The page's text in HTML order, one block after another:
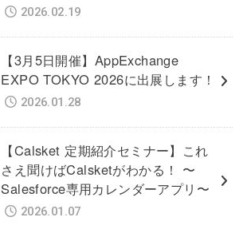
2026.02.19
【3月5日開催】AppExchange
EXPO TOKYO 2026に出展します！
2026.01.28
【Calsket 定期紹介セミナー】これ
さえ聞けばCalsketがわかる！ 〜
Salesforce専用カレンダーアプリ〜
2026.01.07